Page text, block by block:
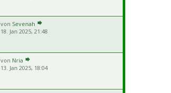
von Sevenah
18. Jan 2025, 21:48
von Nria
13. Jan 2025, 18:04